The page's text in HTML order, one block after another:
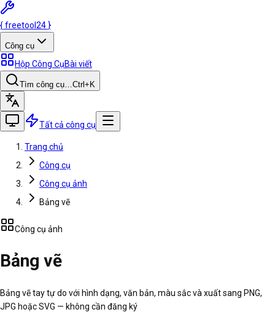
{freetool 24 }
Công cụ
Hộp Công CụBài viết
Tìm công cụ…Ctrl +K
Tất cả công cụ
Trang chủ
Công cụ
Công cụ ảnh
Bảng vẽ
Công cụ ảnh
Bảng vẽ
Bảng vẽ tay tự do với hình dạng, văn bản, màu sắc và xuất sang PNG,
JPG hoặc SVG — không cần đăng ký